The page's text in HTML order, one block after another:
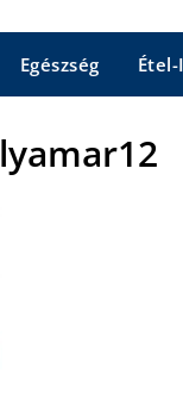
Egészség
lyamar12